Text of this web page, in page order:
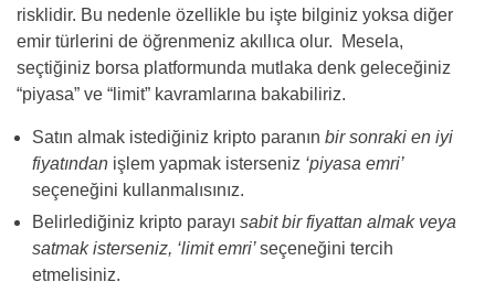
risklidir. Bu nedenle özellikle bu işte bilginiz yoksa diğer
emir türlerini de öğrenmeniz akıllıca olur. Mesela,
seçtiğiniz borsa platformunda mutlaka denk geleceğiniz
“piyasa” ve “limit” kavramlarına bakabiliriz.
Satın almak istediğiniz kripto paranın bir sonraki en iyi
fiyatından işlem yapmak isterseniz ‘piyasa emri’
seçeneğini kullanmalısınız.
Belirlediğiniz kripto parayı sabit bir fiyattan almak veya
satmak isterseniz, ‘limit emri’seçeneğini tercih
etmelisiniz.